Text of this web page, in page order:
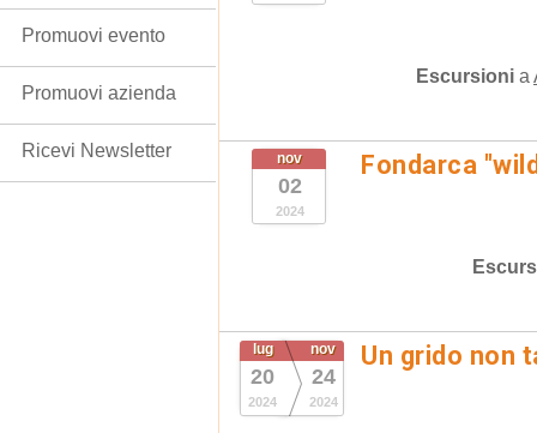
Escursioni a
nov
02
2024
Fondarca
lug
20
2024
nov
24
2024
Un grido non
Promuovi evento
Promuovi azienda
Ricevi Newsletter